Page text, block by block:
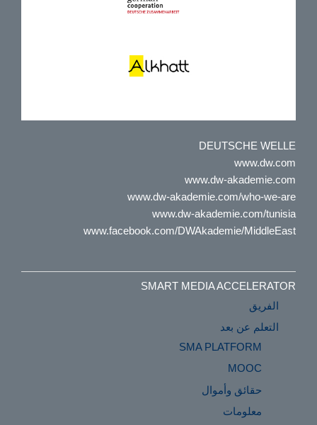
DEUTSCHE WELLE
www.dw.com
www.dw-akademie.com
www.dw-akademie.com/who-we-are
www.dw-akademie.com/tunisia
www.facebook.com/DWAkademie/MiddleEast
SMART MEDIA ACCELERATOR
الفريق
التعلم عن بعد
SMA PLATFORM
MOOC
حقائق وأموال
معلومات